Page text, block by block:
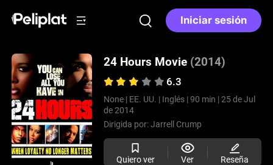
Iniciar sesión
24 Hours Movie (2014)
6.3
None | EE. UU. | Inglés | 90 min | 25 de Jul
de 2014
Dirigida por:Jarrell Crump
Quiero ver Ver Reseña